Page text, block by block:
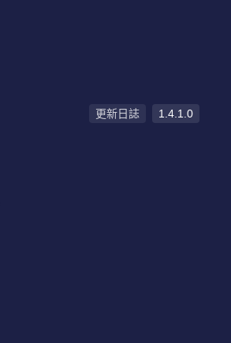
更新日誌 1.4.1.0